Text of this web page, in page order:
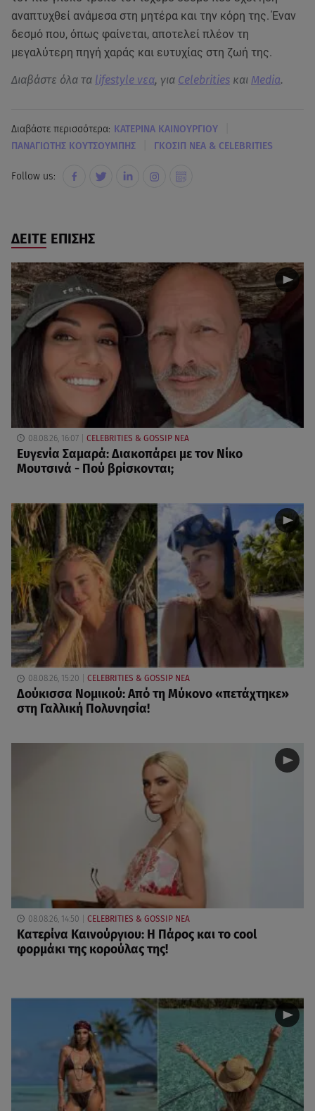
αναπτυχθεί ανάμεσα στη μητέρα και την κόρη της. Έναν
δεσμό που, όπως φαίνεται, αποτελεί πλέον τη
μεγαλύτερη πηγή χαράς και ευτυχίας στη ζωή της.
Διαβάστε όλα τα lifestyle νεα, για Celebrities και Media.
Διαβάστε περισσότερα: KΑΤΕΡΙΝΑ ΚΑΙΝΟΥΡΓΙΟΥ
ΠΑΝΑΓΙΩΤΗΣ ΚΟΥΤΣΟΥΜΠΗΣ ΓΚΟΣΙΠ ΝΕΑ & CELEBRITIES
Follow us:
ΔΕΙΤΕ ΕΠΙΣΗΣ
08.08.26, 16:07 CELEBRITIES & GOSSIP ΝΕΑ
Ευγενία Σαμαρά: Διακοπάρει με τον Νίκο
Μουτσινά - Πού βρίσκονται;
08.08.26, 15:20 CELEBRITIES & GOSSIP ΝΕΑ
Δούκισσα Νομικού: Από τη Μύκονο «πετάχτηκε»
στη Γαλλική Πολυνησία!
08.08.26, 14:50 CELEBRITIES & GOSSIP ΝΕΑ
Κατερίνα Καινούργιου: Η Πάρος και το cool
φορμάκι της κορούλας της!